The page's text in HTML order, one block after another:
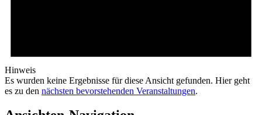
Hinweis
Es wurden keine Ergebnisse für diese Ansicht gefunden. Hier geht
es zu den nächsten bevorstehenden Veranstaltungen.